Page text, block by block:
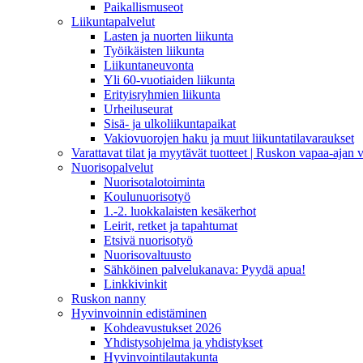
Paikallismuseot
Liikuntapalvelut
Lasten ja nuorten liikunta
Työikäisten liikunta
Liikuntaneuvonta
Yli 60-vuotiaiden liikunta
Erityisryhmien liikunta
Urheiluseurat
Sisä- ja ulkoliikuntapaikat
Vakiovuorojen haku ja muut liikuntatilavaraukset
Varattavat tilat ja myytävät tuotteet | Ruskon vapaa-ajan
Nuorisopalvelut
Nuorisotalotoiminta
Koulunuorisotyö
1.-2. luokkalaisten kesäkerhot
Leirit, retket ja tapahtumat
Etsivä nuorisotyö
Nuorisovaltuusto
Sähköinen palvelukanava: Pyydä apua!
Linkkivinkit
Ruskon nanny
Hyvinvoinnin edistäminen
Kohdeavustukset 2026
Yhdistysohjelma ja yhdistykset
Hyvinvointilautakunta